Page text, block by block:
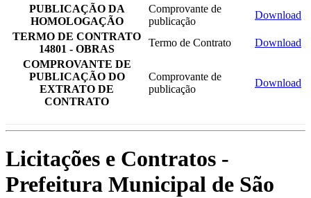
PUBLICAÇÃO DA
HOMOLOGAÇÃO
Comprovante de
publicação
Download
TERMO DE CONTRATO
14801 - OBRAS
Termo de Contrato
Download
COMPROVANTE DE
PUBLICAÇÃO DO
EXTRATO DE
CONTRATO
Comprovante de
publicação
Download
Licitações e Contratos -
Prefeitura Municipal de São